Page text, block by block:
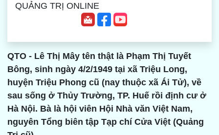
QUẢNG TRỊ ONLINE
QTO - Lê Thị Mây tên thật là Phạm Thị Tuyết
Bông, sinh ngày 4/2/1949 tại xã Triệu Long,
huyện Triệu Phong cũ (nay thuộc xã Ái Tử), về
sau sống ở Thủy Trường, TP. Huế rồi định cư ở
Hà Nội. Bà là hội viên Hội Nhà văn Việt Nam,
nguyên Tổng biên tập Tạp chí Cửa Việt (Quảng